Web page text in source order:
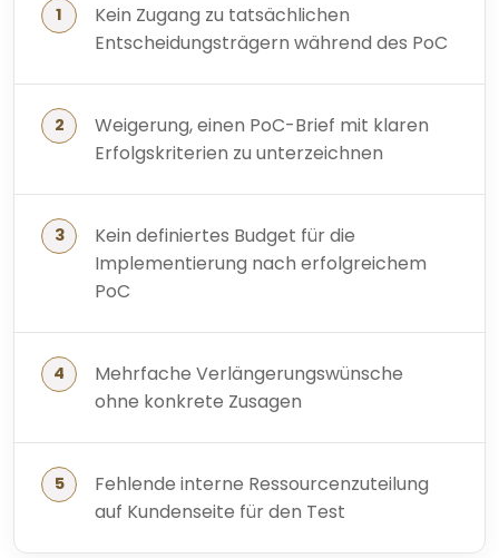
Kein Zugang zu tatsächlichen
Entscheidungsträgern während des PoC
Weigerung, einen PoC-Brief mit klaren
Erfolgskriterien zu unterzeichnen
Kein definiertes Budget für die
Implementierung nach erfolgreichem
PoC
Mehrfache Verlängerungswünsche
ohne konkrete Zusagen
Fehlende interne Ressourcenzuteilung
auf Kundenseite für den Test